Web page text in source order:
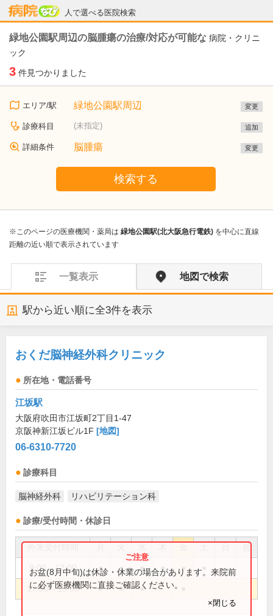
人で選べる医院検索
病院なび
緑地公園駅周辺の脳腫瘍の治療/対応が可能な 病院・クリニ
ック
3 件見つかりました
エリア/駅 緑地公園駅周辺 変更
診療科目 (未指定) 追加
詳細条件 脳腫瘍 変更
検索する
※このページの医療機関・薬局は 緑地公園駅(北大阪急行電鉄) を中心に直線
距離の近い順で表示されています
一覧表示 地図で検索
駅から近い順に全3件を表示
おくだ脳神経外科クリニック
所在地・電話番号
江坂駅
大阪府吹田市江坂町2丁目1-47
京阪神新江坂ビル1F [地図]
06-6310-7720
診療科目
脳神経外科 リハビリテーション科
診療/受付時間・休診日
祝
9:00～12:00 ● ● ● ● ●
17:00～19:00 ● ● ●
お盆(8月中旬)は休診・休業の場合があります。来院前
に必ず医療機関に直接ご確認ください。
×閉じる